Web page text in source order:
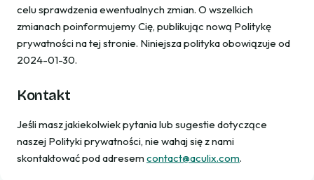
celu sprawdzenia ewentualnych zmian. O wszelkich
zmianach poinformujemy Cię, publikując nową Politykę
prywatności na tej stronie. Niniejsza polityka obowiązuje od
2024-01-30.
Kontakt
Jeśli masz jakiekolwiek pytania lub sugestie dotyczące
naszej Polityki prywatności, nie wahaj się z nami
skontaktować pod adresem contact@aculix.com.